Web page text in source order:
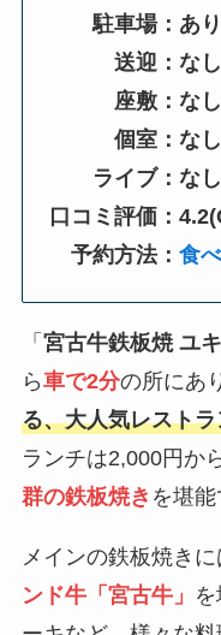
駐車場：あり
送迎：なし
座敷：なし
個室：なし
ライブ：なし
口コミ評価：
予約方法：食
「 宮古牛鉄板焼 ユ
ら車で2分の所にあ
る、大人気レストラ
ランチは2,000円か
群の鉄板焼き を堪能
メインの鉄板焼き
ンド牛「宮古牛」